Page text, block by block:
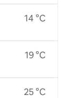
14 °C
19 °C
25 °C